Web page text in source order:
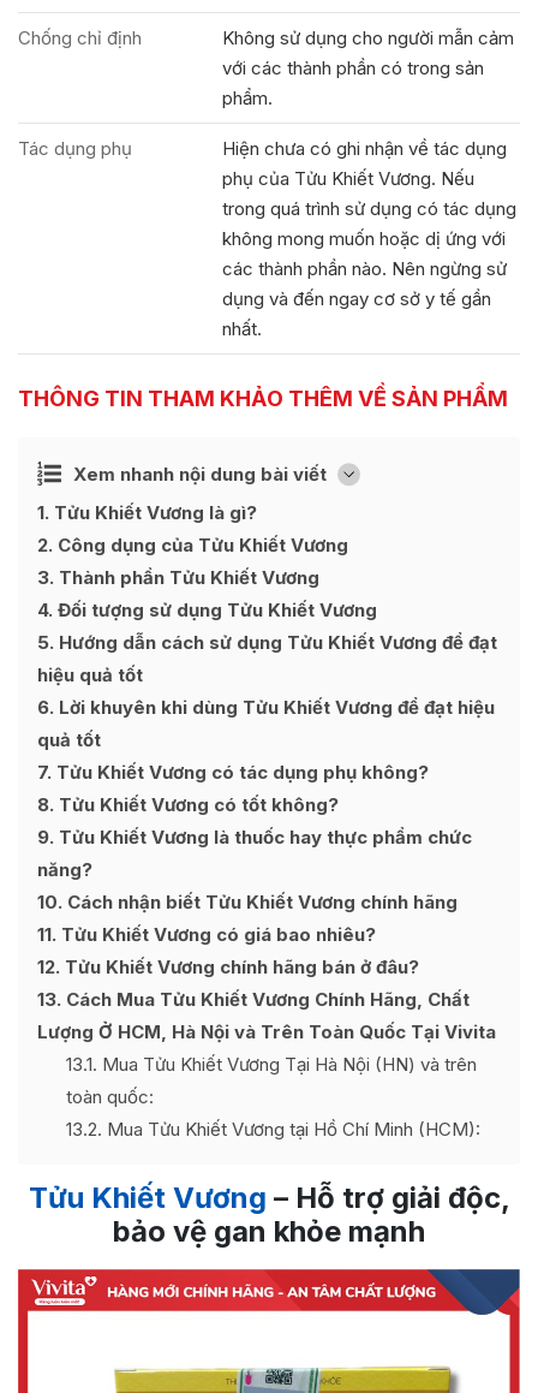
Chống chỉ định
Không sử dụng cho người mẫn cảm
với các thành phần có trong sản
phẩm.
Tác dụng phụ
Hiện chưa có ghi nhận về tác dụng
phụ của Tửu Khiết Vương. Nếu
trong quá trình sử dụng có tác dụng
không mong muốn hoặc dị ứng với
các thành phần nào. Nên ngừng sử
dụng và đến ngay cơ sở y tế gần
nhất.
THÔNG TIN THAM KHẢO THÊM VỀ SẢN PHẨM
Xem nhanh nội dung bài viết [
Ẩn
1 Tửu Khiết Vương là gì?
2 Công dụng của Tửu Khiết Vương
3 Thành phần Tửu Khiết Vương
4 Đối tượng sử dụng Tửu Khiết Vương
5 Hướng dẫn cách sử dụng Tửu Khiết Vương để đạt
hiệu quả tốt
6 Lời khuyên khi dùng Tửu Khiết Vương để đạt hiệu
quả tốt
7 Tửu Khiết Vương có tác dụng phụ không?
8 Tửu Khiết Vương có tốt không?
9 Tửu Khiết Vương là thuốc hay thực phẩm chức
năng?
10 Cách nhận biết Tửu Khiết Vương chính hãng
11 Tửu Khiết Vương có giá bao nhiêu?
12 Tửu Khiết Vương chính hãng bán ở đâu?
13 Cách Mua Tửu Khiết Vương Chính Hãng, Chất
Lượng Ở HCM, Hà Nội và Trên Toàn Quốc Tại Vivita
13.1 Mua Tửu Khiết Vương Tại Hà Nội (HN) và trên
toàn quốc:
13.2 Mua Tửu Khiết Vương tại Hồ Chí Minh (HCM):
Tửu Khiết Vương – Hỗ trợ giải độc,
bảo vệ gan khỏe mạnh